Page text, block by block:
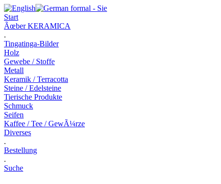
Start
Ãœber KERAMICA
.
Tingatinga-Bilder
Holz
Gewebe / Stoffe
Metall
Keramik / Terracotta
Steine / Edelsteine
Tierische Produkte
Schmuck
Seifen
Kaffee / Tee / GewÃ¼rze
Diverses
.
Bestellung
.
Suche